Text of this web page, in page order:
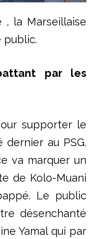
, la Marseillaise
par les
supporter le
dernier au PSG.
va marquer un
de Kolo-Muani
Le public
désenchanté
Yamal qui par